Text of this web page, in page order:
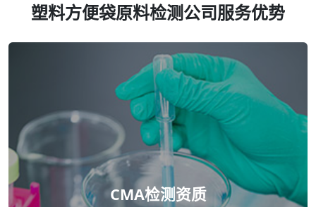
塑料方便袋原料检测公司服务优势
CMA检测资质